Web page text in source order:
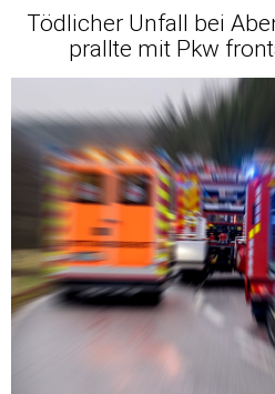
Tödlicher Unfall bei
prallte mit Pkw